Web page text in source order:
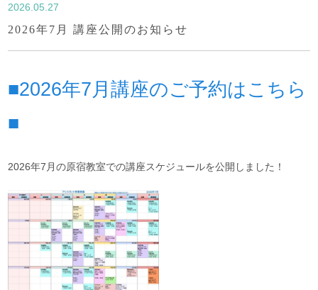
2026.05.27
2026年7月 講座公開のお知らせ
■2026年7月講座のご予約はこちら
■
2026年7月の原宿教室での講座スケジュールを公開しました！